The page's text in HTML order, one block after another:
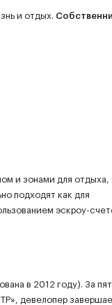
и отдых.
и зонами для отдыха,
подходят как для
эскроу-
в 2012 году). За
девелопер